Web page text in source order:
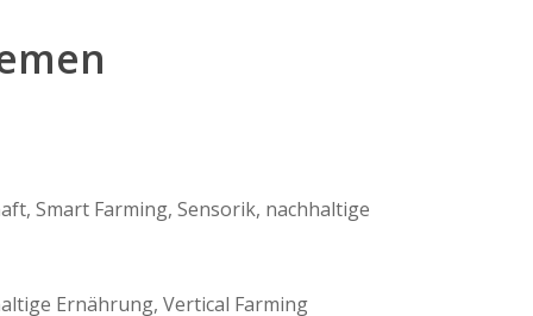
Smart Farming, Sensorik, nachhaltige
Ernährung, Vertical Farming